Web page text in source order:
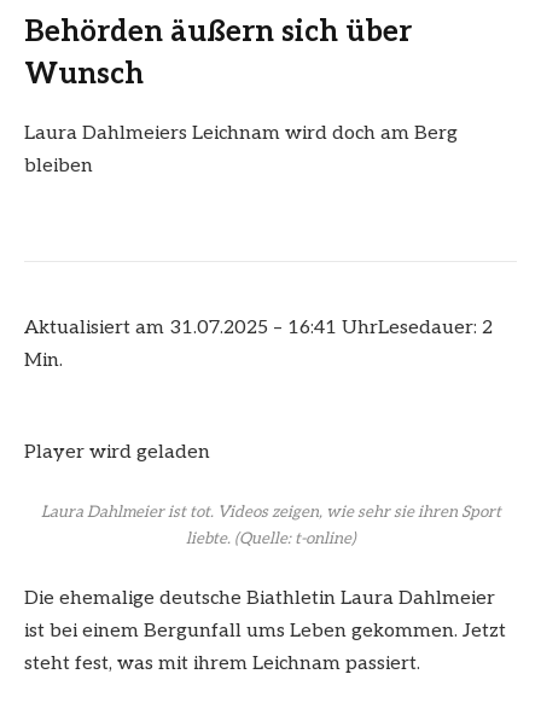
Behörden äußern sich über
Wunsch
Laura Dahlmeiers Leichnam wird doch am Berg
bleiben
Aktualisiert am 31.07.2025 – 16:41 UhrLesedauer: 2
Min.
Player wird geladen
Laura Dahlmeier ist tot. Videos zeigen, wie sehr sie ihren Sport
liebte.(Quelle: t-online)
Die ehemalige deutsche Biathletin Laura Dahlmeier
ist bei einem Bergunfall ums Leben gekommen. Jetzt
steht fest, was mit ihrem Leichnam passiert.